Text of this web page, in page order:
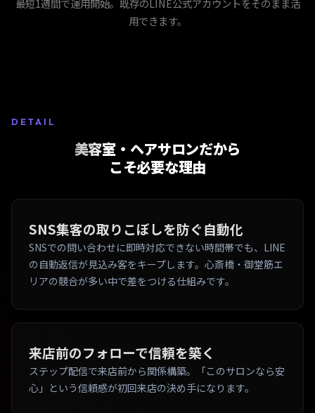
最短1週間で運用開始。既存のLINE公式アカウントをそのまま活
用できます。
DETAIL
美容室・ヘアサロンだから
こそ必要な理由
SNS集客の取りこぼしを防ぐ自動化
SNSでの問い合わせに即時対応できない時間帯でも、LINE
の自動返信が見込み客をキープします。心斎橋・御堂筋エ
リアの競合が多い中で差をつける仕組みです。
来店前のフォローで信頼を築く
ステップ配信で来店前から関係構築。「このサロンなら安
心」という信頼感が初回来店の決め手になります。